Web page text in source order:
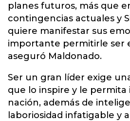
planes futuros, más que
contingencias actuales y
quiere manifestar sus
importante permitirle ser
aseguró Maldonado.
Ser un gran líder exige
que lo inspire y le permita
nación, además de
laboriosidad infatigable y